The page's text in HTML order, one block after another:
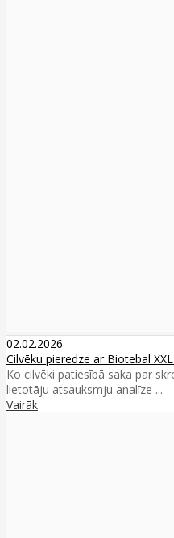
02.02.2026
Cilvēku pieredze ar Biotebal
Ko cilvēki patiesībā saka par
lietotāju atsauksmju analīze ...
Vairāk